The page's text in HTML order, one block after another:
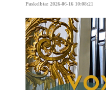
Paskelbta: 2026-06-16 10:08:21